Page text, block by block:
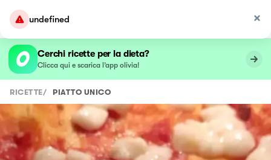
undefined
Cerchi ricette per la dieta?
Clicca qui e scarica l’app olivia!
RICETTE/ PIATTO UNICO